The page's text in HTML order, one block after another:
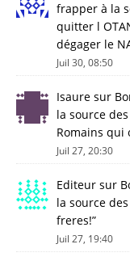
frapper à la
quitter l
dégager le
Juil 30, 08:50
Isaure sur
la source
Romains qui
Juil 27, 20:30
Editeur sur
la source
freres!”
Juil 27, 19:40